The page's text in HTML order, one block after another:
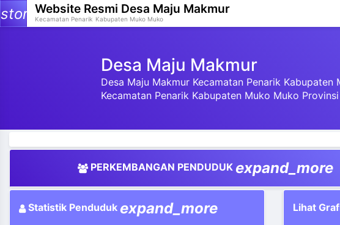
storageWebsite Resmi Desa Maju Makmur
Kecamatan Penarik Kabupaten Muko Muko
Desa Maju Makmur
Desa Maju Makmur Kecamatan Penarik Kabupaten
Kecamatan Penarik Kabupaten Muko Muko
PERKEMBANGAN PENDUDUK expand_more
Statistik Penduduk expand_more Lihat